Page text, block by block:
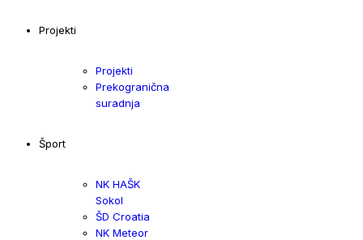
Projekti
Projekti
Prekogranična
suradnja
Šport
NK HAŠK
Sokol
ŠD Croatia
NK Meteor